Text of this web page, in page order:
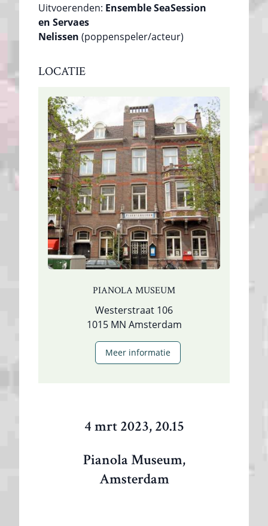
Uitvoerenden: Ensemble SeaSession
en Servaes
Nelissen (poppenspeler/acteur)
LOCATIE
PIANOLA MUSEUM
Westerstraat 106
1015 MN Amsterdam
Meer informatie
4 mrt 2023, 20.15
Pianola Museum,
Amsterdam